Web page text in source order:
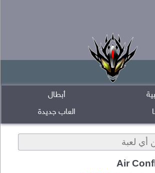
أبطال
العاب جديدة
Air